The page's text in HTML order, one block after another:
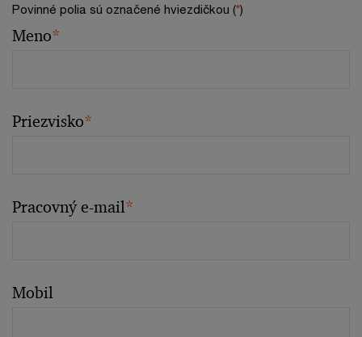
Povinné polia sú označené hviezdičkou (*)
Meno*
Priezvisko*
Pracovný e-mail*
Mobil